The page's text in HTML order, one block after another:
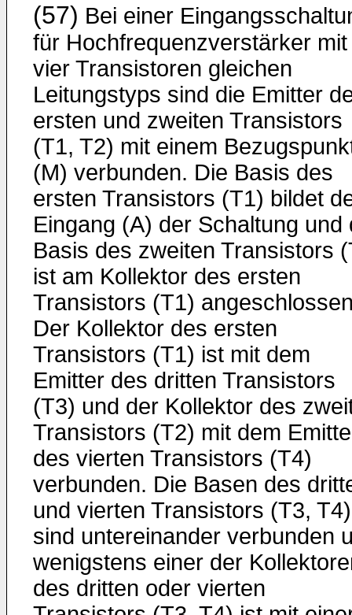
(57) Bei einer
für Hochfrequenzverstärker mit
vier Transistoren gleichen
Leitungstyps sind die Emitter
ersten und zweiten Transistors
(T1, T2) mit einem
(M) verbunden. Die Basis des
ersten Tran­sistors (T1) bildet
Eingang (A) der Schaltung und
Basis des zweiten Transistors
ist am Kollektor des ersten
Transistors (T1)
Der Kollektor des ersten
Transistors (T1) ist mit dem
Emitter des dritten Transistors
(T3) und der Kollektor des
Transistors (T2) mit dem
des vierten Transistors (T4)
verbunden. Die Basen des
und vierten Transistors (T3, T4)
sind untereinander verbunden
wenigstens einer der
des dritten oder vierten